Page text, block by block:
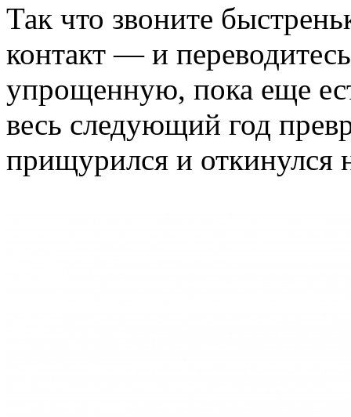
Так что звоните
контакт — и
упрощенную, пока еще
весь следующий год
прищурился и откинулся